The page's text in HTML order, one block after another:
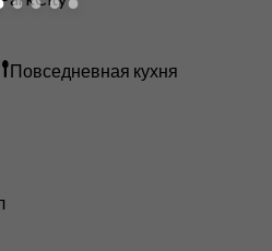
Повседневная кухня